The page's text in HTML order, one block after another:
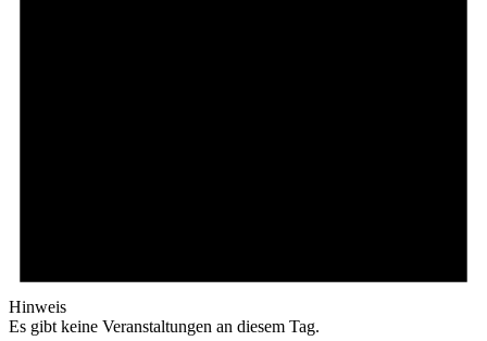
Hinweis
Es gibt keine Veranstaltungen an diesem Tag.